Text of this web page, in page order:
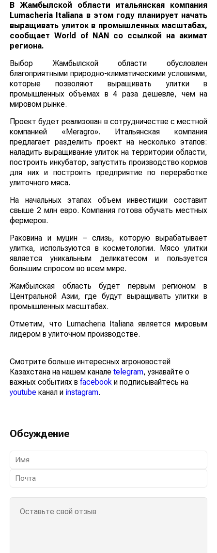
В Жамбылской области итальянская компания
Lumacheria Italiana в этом году планирует начать
выращивать улиток в промышленных масштабах,
сообщает World of NAN со ссылкой на акимат
региона.
Выбор Жамбылской области обусловлен
благоприятными природно-климатическими условиями,
которые позволяют выращивать улитки в
промышленных объемах в 4 раза дешевле, чем на
мировом рынке.
Проект будет реализован в сотрудничестве с местной
компанией «Meragro». Итальянская компания
предлагает разделить проект на несколько этапов:
наладить выращивание улиток на территории области,
построить инкубатор, запустить производство кормов
для них и построить предприятие по переработке
улиточного мяса.
На начальных этапах объем инвестиции составит
свыше 2 млн евро. Компания готова обучать местных
фермеров.
Раковина и муцин – слизь, которую вырабатывает
улитка, используются в косметологии. Мясо улитки
является уникальным деликатесом и пользуется
большим спросом во всем мире.
Жамбылская область будет первым регионом в
Центральной Азии, где будут выращивать улитки в
промышленных масштабах.
Отметим, что Lumacheria Italiana является мировым
лидером в улиточном производстве.
Смотрите больше интересных агроновостей
Казахстана на нашем канале telegram, узнавайте о
важных событиях в facebook и подписывайтесь на
youtube канал и instagram.
Обсуждение